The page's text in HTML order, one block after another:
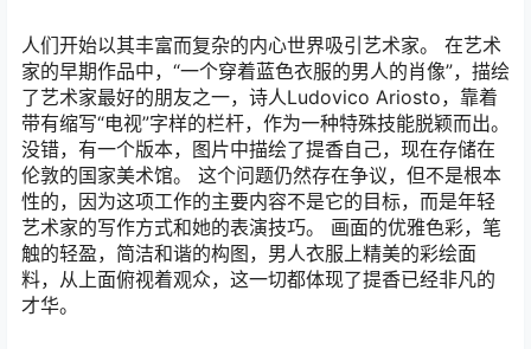
人们开始以其丰富而复杂的内心世界吸引艺术家。 在艺术
家的早期作品中，“一个穿着蓝色衣服的男人的肖像”，描绘
了艺术家最好的朋友之一，诗人Ludovico Ariosto，靠着
带有缩写“电视”字样的栏杆，作为一种特殊技能脱颖而出。
没错，有一个版本，图片中描绘了提香自己，现在存储在
伦敦的国家美术馆。 这个问题仍然存在争议，但不是根本
性的，因为这项工作的主要内容不是它的目标，而是年轻
艺术家的写作方式和她的表演技巧。 画面的优雅色彩，笔
触的轻盈，简洁和谐的构图，男人衣服上精美的彩绘面
料，从上面俯视着观众，这一切都体现了提香已经非凡的
才华。